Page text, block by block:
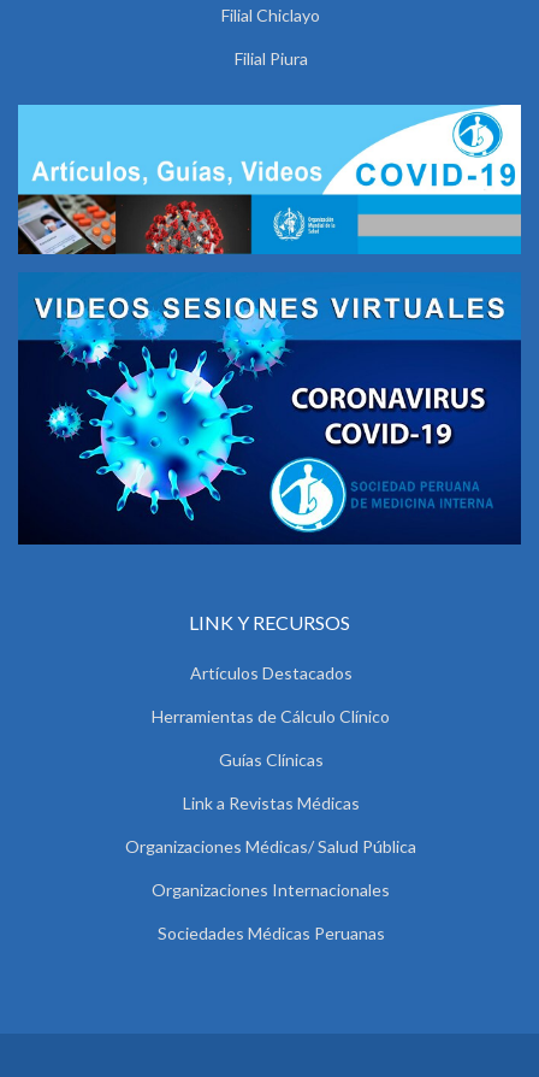
Filial Chiclayo
Filial Piura
LINK Y RECURSOS
Artículos Destacados
Herramientas de Cálculo Clínico
Guías Clínicas
Link a Revistas Médicas
Organizaciones Médicas/ Salud Pública
Organizaciones Internacionales
Sociedades Médicas Peruanas